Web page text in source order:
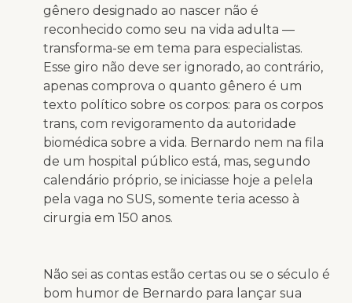
gênero designado ao nascer não é
reconhecido como seu na vida adulta —
transforma-se em tema para especialistas.
Esse giro não deve ser ignorado, ao contrário,
apenas comprova o quanto gênero é um
texto político sobre os corpos: para os corpos
trans, com revigoramento da autoridade
biomédica sobre a vida. Bernardo nem na fila
de um hospital público está, mas, segundo
calendário próprio, se iniciasse hoje a pelela
pela vaga no SUS, somente teria acesso à
cirurgia em 150 anos.
Não sei as contas estão certas ou se o século é
bom humor de Bernardo para lançar sua